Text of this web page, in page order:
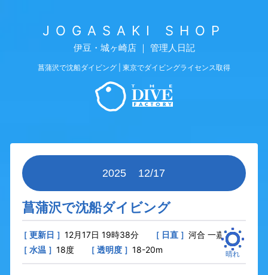
JOGASAKI SHOP
伊豆・城ヶ崎店 ｜ 管理人日記
菖蒲沢で沈船ダイビング | 東京でダイビングライセンス取得
2025 12/17
菖蒲沢で沈船ダイビング
［ 更新日 ］ 12月17日 19時38分 ［ 日直 ］ 河合 一嘉
［ 水温 ］ 18度 ［ 透明度 ］ 18-20m 晴れ